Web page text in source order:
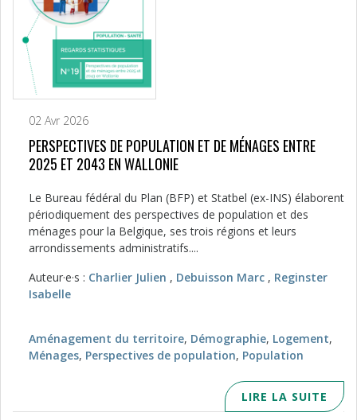
02 Avr 2026
PERSPECTIVES DE POPULATION ET DE MÉNAGES ENTRE
2025 ET 2043 EN WALLONIE
Le Bureau fédéral du Plan (BFP) et Statbel (ex-INS) élaborent
périodiquement des perspectives de population et des
ménages pour la Belgique, ses trois régions et leurs
arrondissements administratifs....
Auteur·e·s : Charlier Julien , Debuisson Marc , Reginster
Isabelle
Aménagement du territoire, Démographie, Logement,
Ménages, Perspectives de population, Population
LIRE LA SUITE